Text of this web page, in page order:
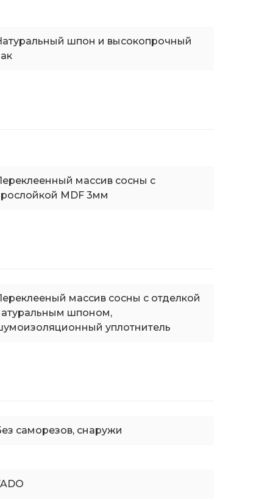
шпон и высокопрочный
массив сосны с
MDF 3мм
массив сосны с отделкой
шпоном,
уплотнитель
саморезов, снаружи